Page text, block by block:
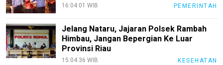
16:04:01 WIB PEMERINTAH
Jelang Nataru, Jajaran Polsek Rambah
Himbau, Jangan Bepergian Ke Luar
Provinsi Riau
15:04:36 WIB KESEHATAN